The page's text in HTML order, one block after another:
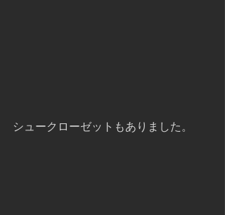
シュークローゼットもありました。